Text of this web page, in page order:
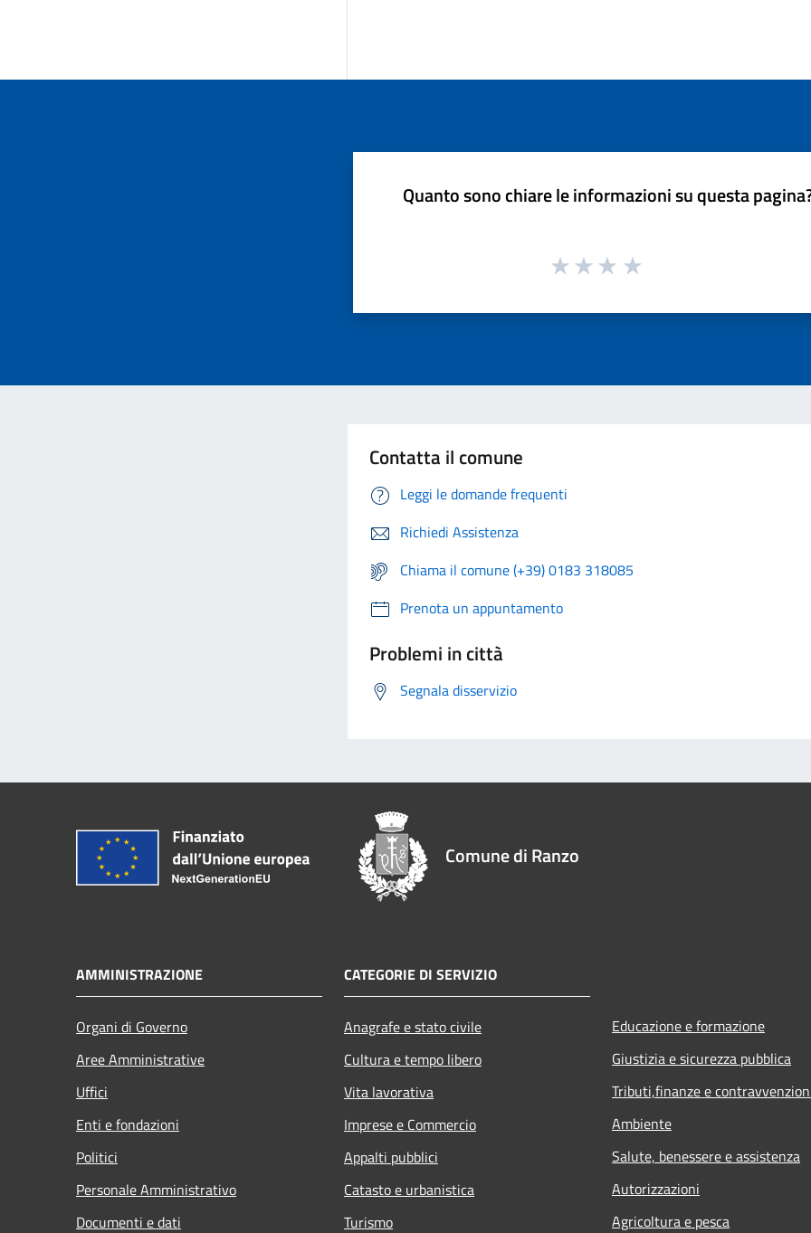
Quanto sono chiare le informazioni su questa
Contatta il comune
Leggi le domande frequenti
Richiedi Assistenza
Chiama il comune (+39) 0183 318085
Prenota un appuntamento
Problemi in città
Segnala disservizio
Comune di Ranzo
AMMINISTRAZIONE
Organi di Governo
Aree Amministrative
Uffici
Enti e fondazioni
Politici
Personale Amministrativo
Documenti e dati
CATEGORIE DI SERVIZIO
Anagrafe e stato civile
Cultura e tempo libero
Vita lavorativa
Imprese e Commercio
Appalti pubblici
Catasto e urbanistica
Turismo
Educazione e formazione
Giustizia e sicurezza pubblica
Tributi,finanze e
Ambiente
Salute, benessere e assistenza
Autorizzazioni
Agricoltura e pesca